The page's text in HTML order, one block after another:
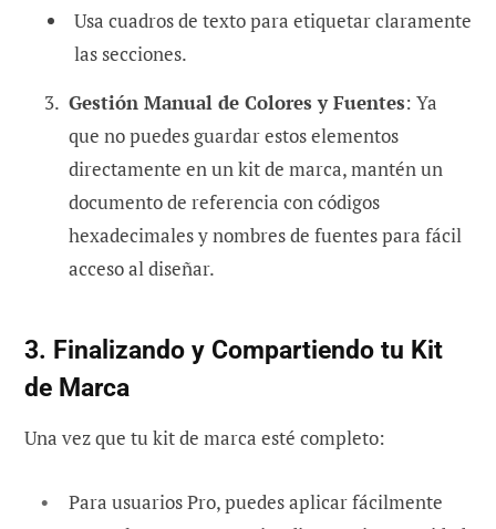
Usa cuadros de texto para etiquetar claramente
las secciones.
Gestión Manual de Colores y Fuentes: Ya
que no puedes guardar estos elementos
directamente en un kit de marca, mantén un
documento de referencia con códigos
hexadecimales y nombres de fuentes para fácil
acceso al diseñar.
3. Finalizando y Compartiendo tu Kit
de Marca
Una vez que tu kit de marca esté completo:
Para usuarios Pro, puedes aplicar fácilmente